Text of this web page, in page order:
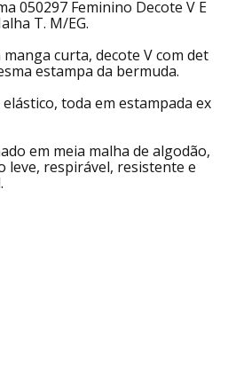
050297 Feminino Decote V E
T. M/EG.
curta, decote V com det
estampa da bermuda.
toda em estampada ex
em meia malha de algodão,
leve, respirável, resistente e